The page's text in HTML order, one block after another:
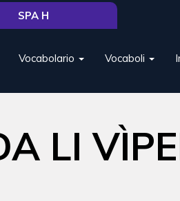
Vocabolario Vocaboli
SPA H
LI